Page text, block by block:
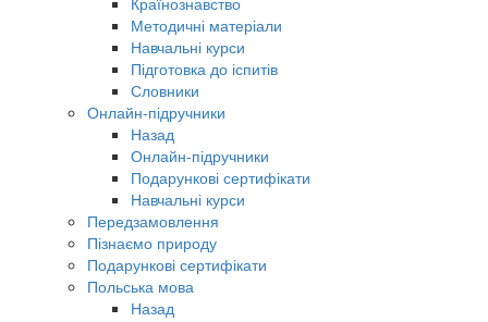
Методичні матеріали
Навчальні курси
Підготовка до іспитів
Словники
Онлайн-підручники
Назад
Онлайн-підручники
Подарункові сертифікати
Навчальні курси
Передзамовлення
Пізнаємо природу
Подарункові сертифікати
Польська мова
Назад